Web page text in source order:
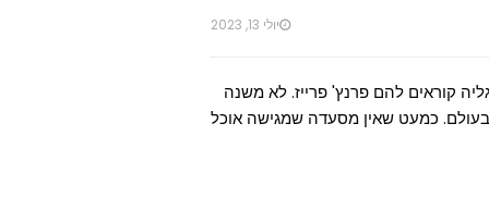
יולי 13, 2023
קוראים להם פרנץ' פרייז. לא משנה
כמעט שאין מסעדה שמגישה אוכל